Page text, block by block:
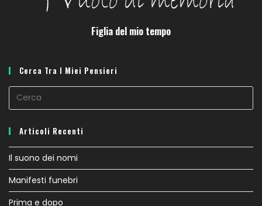
Figlia del mio tempo
Cerca Tra I Miei Pensieri
Articoli Recenti
Il suono dei nomi
Manifesti funebri
Prima e dopo